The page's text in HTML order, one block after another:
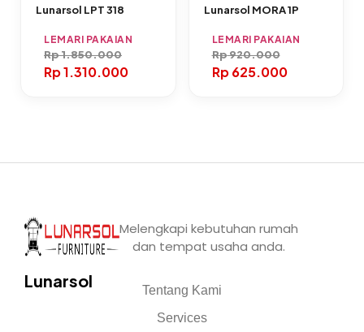
Lunarsol LPT 318
LEMARI PAKAIAN
Rp1.850.000
Rp1.310.000
Lunarsol MORA 1P
LEMARI PAKAIAN
Rp920.000
Rp625.000
Melengkapi kebutuhan rumah
dan tempat usaha anda.
Lunarsol
Tentang Kami
Services